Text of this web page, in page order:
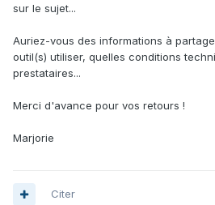
sur le sujet...
Auriez-vous des informations à
outil(s) utiliser, quelles conditions
prestataires...
Merci d'avance pour vos retours !
Marjorie
Citer